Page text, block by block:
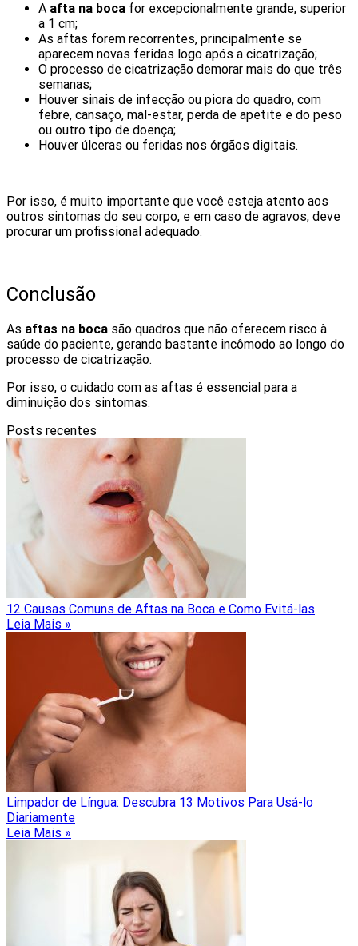
A afta na boca for excepcionalmente grande, superior
a 1 cm;
As aftas forem recorrentes, principalmente se
aparecem novas feridas logo após a cicatrização;
O processo de cicatrização demorar mais do que três
semanas;
Houver sinais de infecção ou piora do quadro, com
febre, cansaço, mal-estar, perda de apetite e do peso
ou outro tipo de doença;
Houver úlceras ou feridas nos órgãos digitais.
Por isso, é muito importante que você esteja atento aos
outros sintomas do seu corpo, e em caso de agravos, deve
procurar um profissional adequado.
Conclusão
As aftas na boca são quadros que não oferecem risco à
saúde do paciente, gerando bastante incômodo ao longo do
processo de cicatrização.
Por isso, o cuidado com as aftas é essencial para a
diminuição dos sintomas.
Posts recentes
12 Causas Comuns de Aftas na Boca e Como Evitá-las
Leia Mais »
Limpador de Língua: Descubra 13 Motivos Para Usá-lo
Diariamente
Leia Mais »